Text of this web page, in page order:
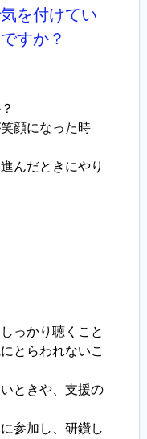
を付けてい
すか？
顔になった時
んだときにやり
っかり聴くこと
とらわれないこ
ときや、支援の
参加し、研鑽し